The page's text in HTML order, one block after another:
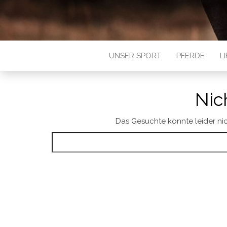
UNSER SPORT PFERDE
Das Gesuchte konnte leider